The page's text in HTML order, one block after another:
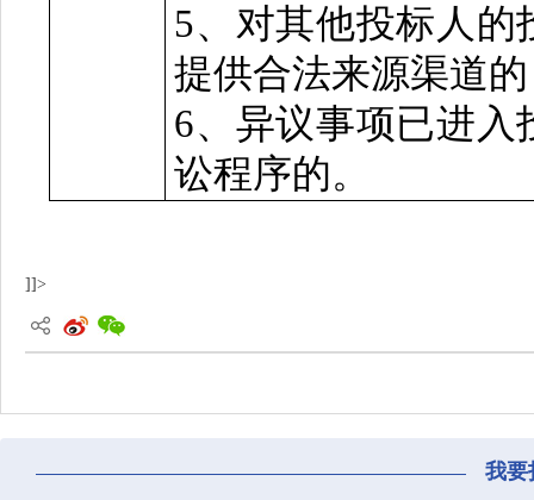
5、对其他投标人
提供合法来源渠道
6、异议事项已进入
讼程序的。
]]>
我要